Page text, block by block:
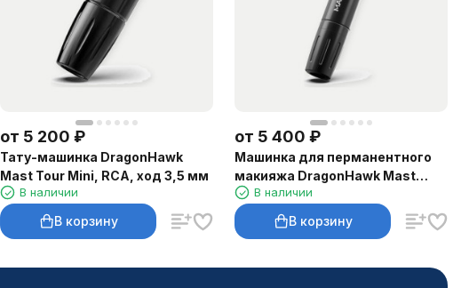
от 5 200 ₽
Тату-машинка DragonHawk
Mast Tour Mini, RCA, ход 3,5 мм
В наличии
В корзину
от 5 400 ₽
Машинка для перманентного
макияжа DragonHawk Mast
Magi Pen, RCA, ход 2–3 мм
В наличии
В корзину